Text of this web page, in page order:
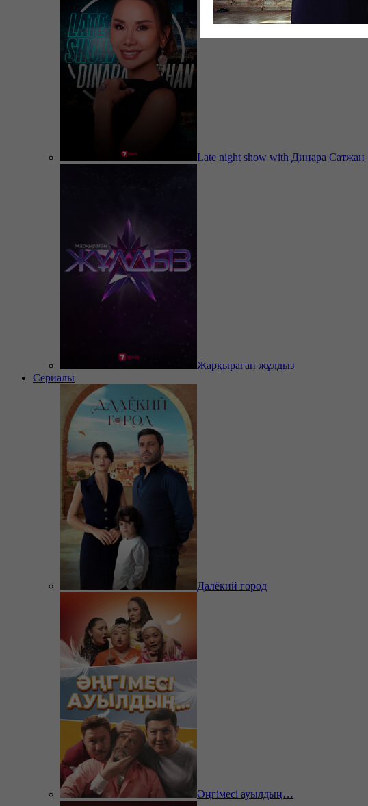
Late night show with Динара Сатжан
Жарқыраған жұлдыз
Сериалы
Далёкий город
Әңгімесі ауылдың…